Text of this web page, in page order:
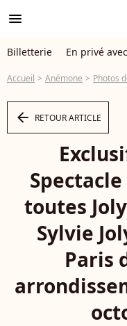
menu
Billetterie En privé avec
Accueil Anémone Photos
arrow_left RETOUR ARTICLE
toutes
Sylvie
Paris